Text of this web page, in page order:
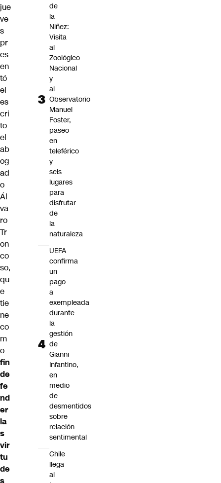
jue
ve
s
pr
es
en
tó
el
es
cri
to
el
ab
og
ad
o
Ál
va
ro
Tr
on
co
so,
qu
e
tie
ne
co
m
o
fin
de
fe
nd
er
la
s
vir
tu
de
s
de
la
Niñez:
Visita
al
Zoológico
Nacional
y
al
Observatorio
Manuel
Foster,
paseo
en
teleférico
y
seis
lugares
para
disfrutar
de
la
naturaleza
UEFA
confirma
un
pago
a
exempleada
durante
la
gestión
de
Gianni
Infantino,
en
medio
de
desmentidos
sobre
relación
sentimental
Chile
llega
al